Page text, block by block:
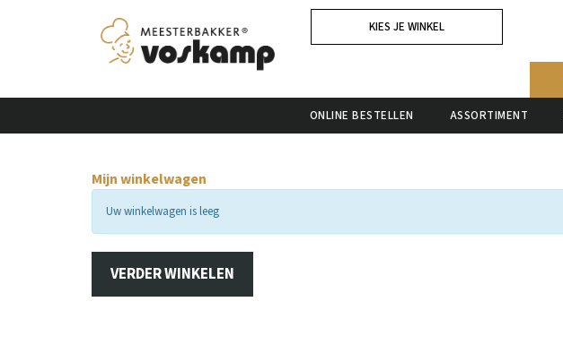
KIES JE WINKEL
ONLINE BESTELLEN ASSORTIMENT
Mijn winkelwagen
Uw winkelwagen is leeg
VERDER WINKELEN